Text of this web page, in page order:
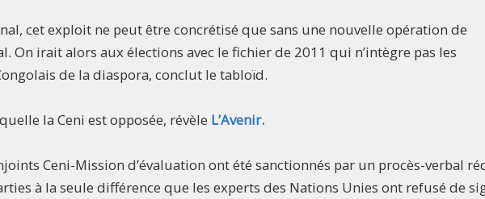
cet exploit ne peut être concrétisé que sans une nouvelle opération de
On irait alors aux élections avec le fichier de 2011 qui n’intègre pas les
de la diaspora, conclut le tabloïd.
la Ceni est opposée, révèle L’Avenir.
Ceni-Mission d’évaluation ont été sanctionnés par un procès-verbal
à la seule différence que les experts des Nations Unies ont refusé de